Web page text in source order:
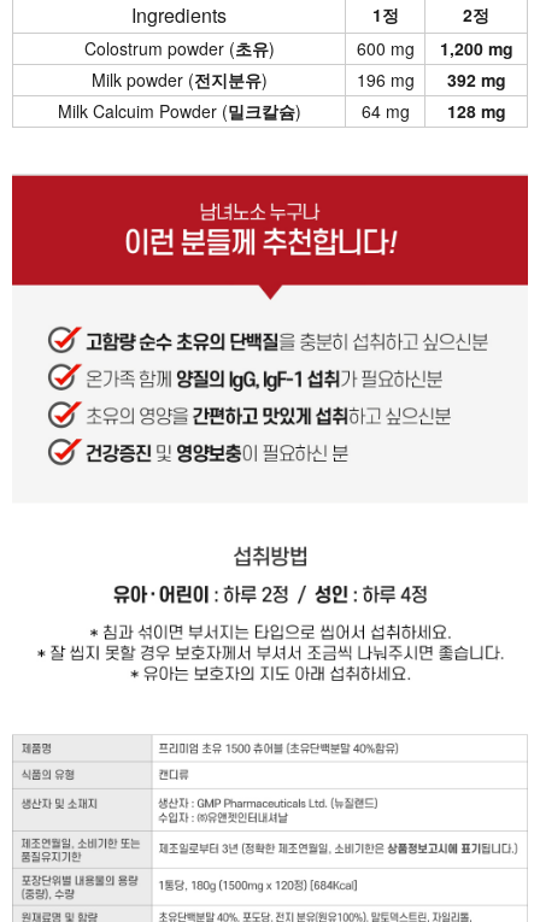
Ingredients 1정
2정
Colostrum powder (초유) 600 mg
1,200 mg
Milk powder (전지분유) 196 mg
392 mg
Milk Calcuim Powder (밀크칼슘) 64 mg 128 mg